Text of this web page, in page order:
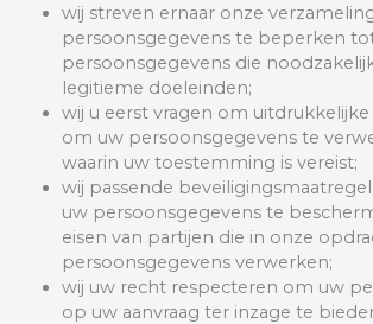
wij streven ernaar onze
persoonsgegevens te beperken
persoonsgegevens die
legitieme doeleinden;
wij u eerst vragen om
om uw persoonsgegevens te
waarin uw toestemming is vereist;
wij passende
uw persoonsgegevens te
eisen van partijen die in onze
persoonsgegevens verwerken;
wij uw recht respecteren om uw
op uw aanvraag ter inzage te